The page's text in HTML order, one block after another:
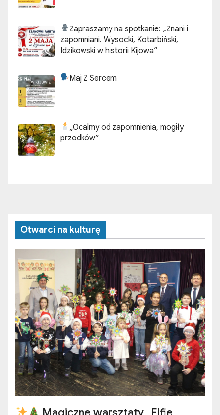
Zapraszamy na spotkanie: „Znani i
zapomniani. Wysocki, Kotarbiński,
Idzikowski w historii Kijowa”
Maj Z Sercem
„Ocalmy od zapomnienia, mogiły
przodków”
Otwarci na kulturę
Magiczne warsztaty „Elfie